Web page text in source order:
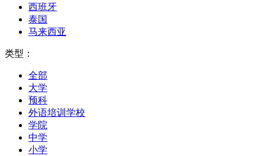
西班牙
泰国
马来西亚
类型：
全部
大学
预科
外语培训学校
学院
中学
小学